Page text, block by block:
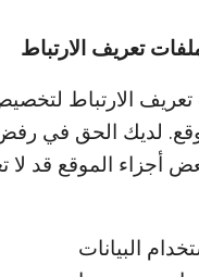
تعريف الارتباط
الارتباط
لديك الحق في
أجزاء الموقع قد
البيانات